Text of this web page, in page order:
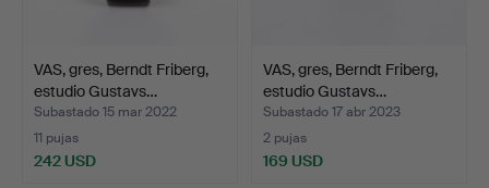
VAS, gres, Berndt Friberg,
estudio Gustavs…
Subastado 15 mar 2022
11 pujas
242 USD
VAS, gres, Berndt Friberg,
estudio Gustavs…
Subastado 17 abr 2023
2 pujas
169 USD